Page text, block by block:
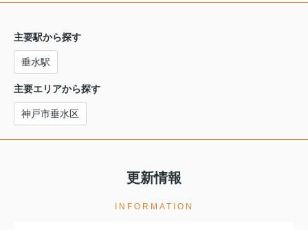
主要駅から探す
垂水駅
主要エリアから探す
神戸市垂水区
更新情報
INFORMATION